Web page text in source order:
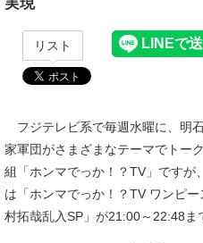
リスト
フジテレビ系で毎週水曜に、明
家軍団がさまざまなテーマでトー
組「ホンマでっか！？TV」ですが
は「ホンマでっか！？TV ワンピ
村拓哉乱入SP」が21:00～22:48ま